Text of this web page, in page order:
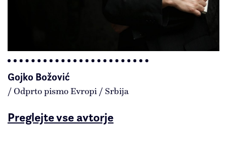
Gojko Božović
/ Odprto pismo Evropi / Srbija
Preglejte vse avtorje